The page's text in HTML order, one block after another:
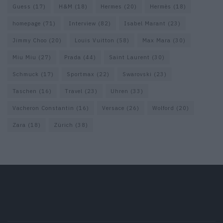
Guess (17) H&M (18) Hermes (20) Hermès (18)
homepage (71) Interview (82) Isabel Marant (23)
Jimmy Choo (20) Louis Vuitton (58) Max Mara (30)
Miu Miu (27) Prada (44) Saint Laurent (30)
Schmuck (17) Sportmax (22) Swarovski (23)
Taschen (16) Travel (23) Uhren (33)
Vacheron Constantin (16) Versace (26) Wolford (20)
Zara (18) Zürich (38)